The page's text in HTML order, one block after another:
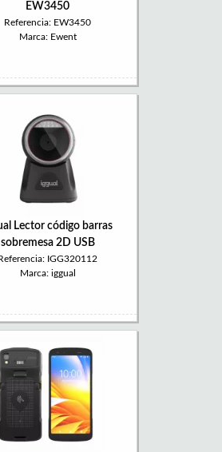
EW3450
Referencia: EW3450
Marca: Ewent
Lector código barras
sobremesa 2D USB
IGG320112
Marca: iggual